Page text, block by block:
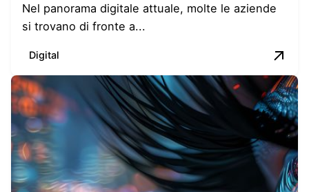
Nel panorama digitale attuale, molte le aziende
si trovano di fronte a...
Digital
Posted by
Alessandra Fratoni